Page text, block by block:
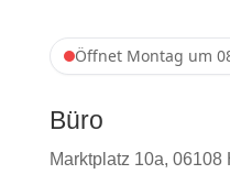
Öffnet Montag um
Büro
Marktplatz 10a, 06108